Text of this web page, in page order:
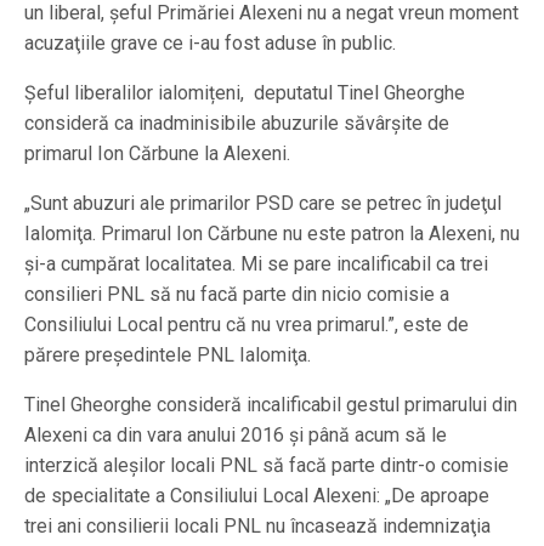
un liberal, şeful Primăriei Alexeni nu a negat vreun moment
acuzaţiile grave ce i-au fost aduse în public.
Șeful liberalilor ialomițeni, deputatul Tinel Gheorghe
consideră ca inadminisibile abuzurile săvârșite de
primarul Ion Cărbune la Alexeni.
„Sunt abuzuri ale primarilor PSD care se petrec în judeţul
Ialomiţa. Primarul Ion Cărbune nu este patron la Alexeni, nu
şi-a cumpărat localitatea. Mi se pare incalificabil ca trei
consilieri PNL să nu facă parte din nicio comisie a
Consiliului Local pentru că nu vrea primarul.”, este de
părere preşedintele PNL Ialomiţa.
Tinel Gheorghe consideră incalificabil gestul primarului din
Alexeni ca din vara anului 2016 şi până acum să le
interzică aleşilor locali PNL să facă parte dintr-o comisie
de specialitate a Consiliului Local Alexeni: „De aproape
trei ani consilierii locali PNL nu încasează indemnizaţia